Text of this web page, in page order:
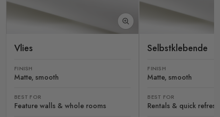
Vlies
FINISH
Matte, smooth
BEST FOR
Feature walls & whole rooms
Selbstklebende
FINISH
Matte, smooth
BEST FOR
Rentals & quick